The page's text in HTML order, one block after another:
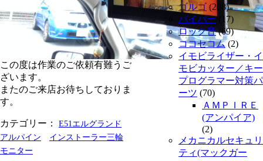
この度は作業のご依頼有難うご
ざいます。
またのご来店お待ちしておりま
す。
カテゴリー：
E51エルグランド
アルパイン
インストーラー三輪
モニター
ゴルゴ (208)
バイパー(17)
ロック音(69)
ココセコム(2)
イモビライザー・イ
モビカッター／キー
プログラマー対策パ
ーツ (70)
ＡＭＰＩＲＥ
(アンパイア)
(2)
メカニカルセキュリ
ティ(マックガー